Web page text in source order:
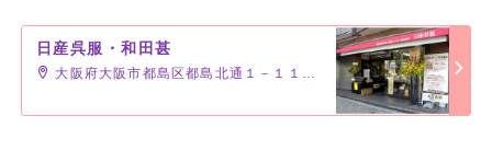
日産呉服・和田甚
大阪府大阪市都島区都島北通１－１１－４－１０４